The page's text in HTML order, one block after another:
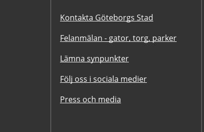
Kontakta Göteborgs Stad
Felanmälan - gator, torg, parker
Lämna synpunkter
Följ oss i sociala medier
Press och media